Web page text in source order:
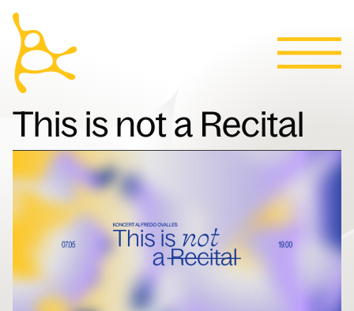
Aktualności
Programy
Ludzie
Willa
Bilety
Kontakt
This is not a Recital